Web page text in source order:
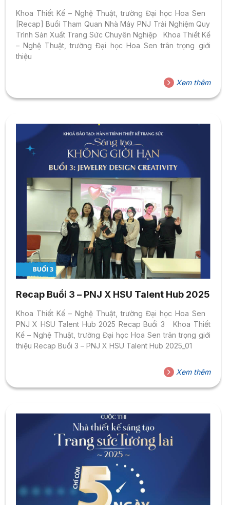
Khoa Thiết Kế – Nghệ Thuật, trường Đại học Hoa Sen
[Recap] Buổi Tham Quan Nhà Máy PNJ Trải Nghiệm Quy
Trình Sản Xuất Trang Sức Chuyên Nghiệp Khoa Thiết Kế
– Nghệ Thuật, trường Đại học Hoa Sen trân trọng giới
thiệu
Xem thêm
Recap Buổi 3 – PNJ X HSU Talent Hub 2025
Khoa Thiết Kế – Nghệ Thuật, trường Đại học Hoa Sen
PNJ X HSU Talent Hub 2025 Recap Buổi 3 Khoa Thiết
Kế – Nghệ Thuật, trường Đại học Hoa Sen trân trọng giới
thiệu Recap Buổi 3 – PNJ X HSU Talent Hub 2025_01
Xem thêm